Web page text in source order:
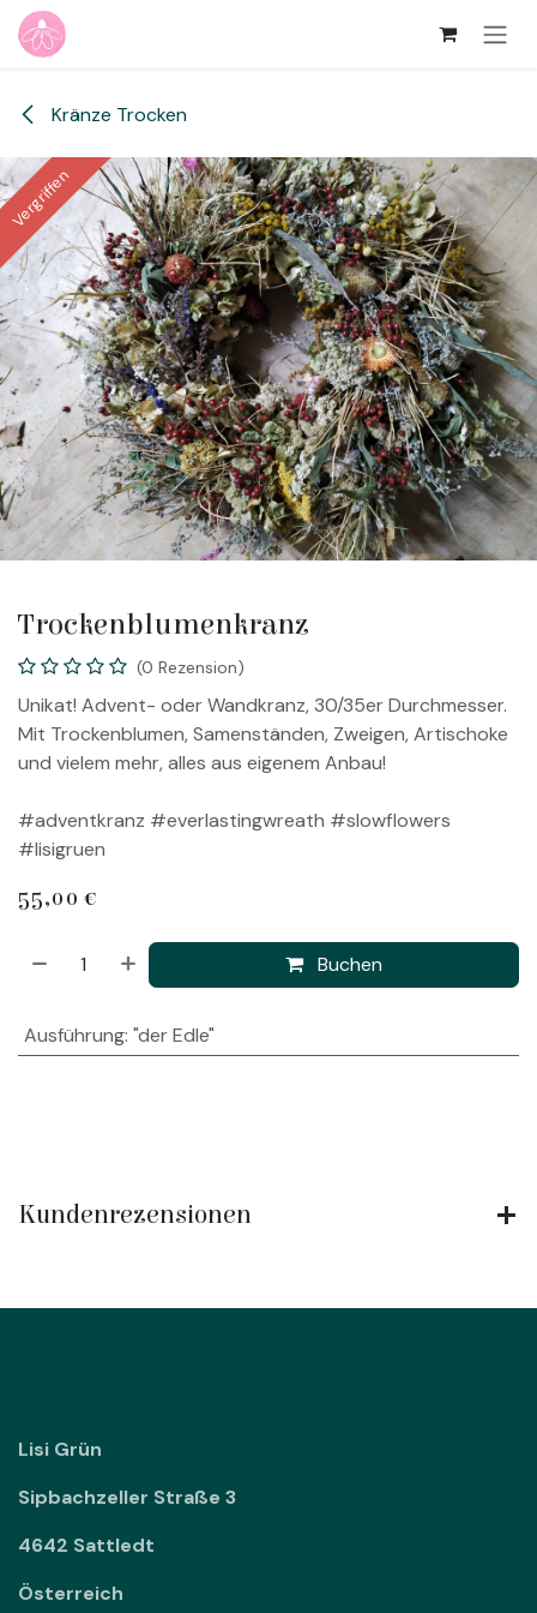
Zum Inhalt springen
Kränze Trocken
Vergriffen
Trockenblumenkranz
(0 Rezension)
Unikat! Advent- oder Wandkranz, 30/35er Durchmesser.
Mit Trockenblumen, Samenständen, Zweigen, Artischoke
und vielem mehr, alles aus eigenem Anbau!
#adventkranz #everlastingwreath #slowflowers
#lisigruen
55,00 €
Buchen
Ausführung: "der Edle"
Kundenrezensionen
Lisi Grün
Sipbachzeller Straße 3
4642 Sattledt
Österreich